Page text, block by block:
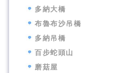
多納大橋
布魯布沙吊橋
多納吊橋
百步蛇頭山
磨菇屋